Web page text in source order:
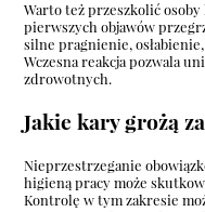
Warto też przeszkolić
pierwszych objawów
silne pragnienie,
Wczesna reakcja pozwala
zdrowotnych.
Jakie kary grożą
Nieprzestrzeganie
higieną pracy może
Kontrolę w tym zakresie